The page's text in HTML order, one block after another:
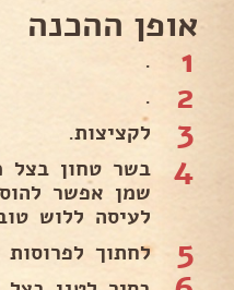
אופן ההכנה
1
.
2
.
3 לקציצות.
4
בשר טחון בצל
שמן אפשר
לעיסה ללוש
5 לחתוך